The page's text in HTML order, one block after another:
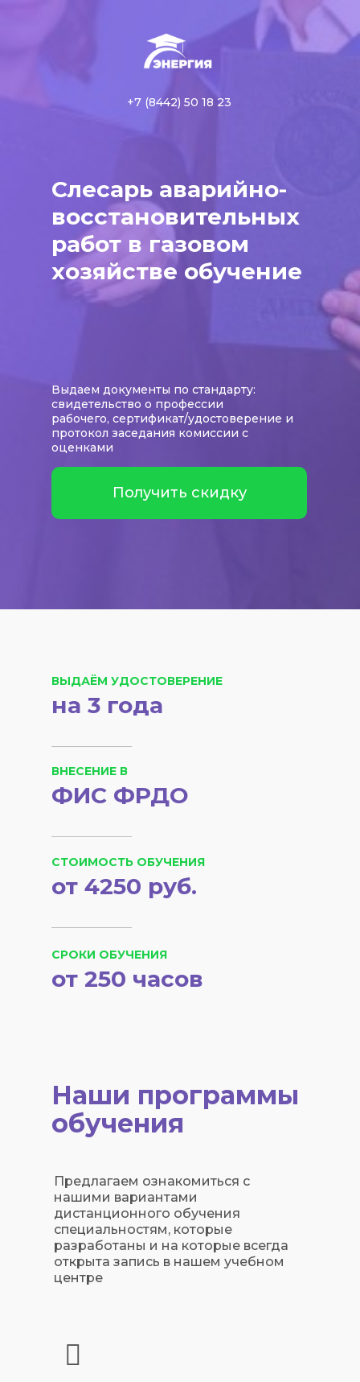
Слесарь аварийно-
восстановительных
работ в газовом
хозяйстве обучение
Выдаем документы по стандарту:
свидетельство о профессии
рабочего, сертификат/удостоверение и
протокол заседания комиссии с
оценками
+7 (8442) 50 18 23
Получить скидку
ВЫДАЁМ УДОСТОВЕРЕНИЕ
на 3 года
ВНЕСЕНИЕ В
ФИС ФРДО
СРОКИ ОБУЧЕНИЯ
СТОИМОСТЬ ОБУЧЕНИЯ
от 250 часов
от 4250 руб.
Наши программы
обучения
Предлагаем ознакомиться с
нашими вариантами
дистанционного обучения
специальностям, которые
разработаны и на которые всегда
открыта запись в нашем учебном
центре